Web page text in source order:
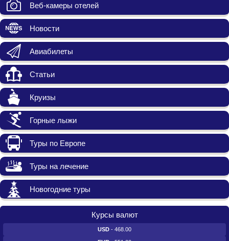
Веб-камеры отелей
Новости
Авиабилеты
Статьи
Круизы
Горные лыжи
Туры по Европе
Туры на лечение
Новогодние туры
Курсы валют
USD - 468.00